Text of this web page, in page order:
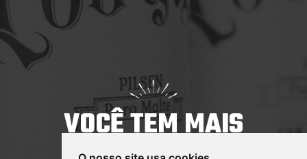
Patrocínio
Copyright 2021 © Cervejaria Louvada. Não compartilhe
conteúdo com menores de idade. Honre com moderacao.
Política de Privacidade Termos de Uso SAC
VOCÊ TEM MAIS